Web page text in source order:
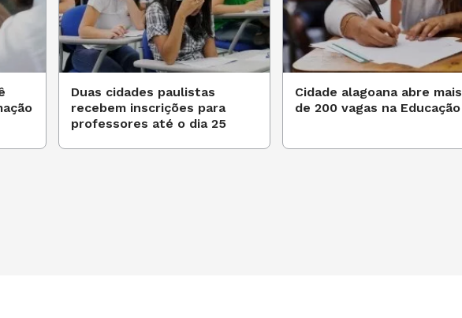
Duas cidades paulistas
recebem inscrições para
professores até o dia 25
Cidade alagoana abre mais
de 200 vagas na Educação